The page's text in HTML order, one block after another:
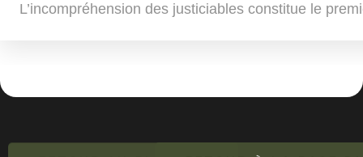
L’incompréhension des justiciables constitue le